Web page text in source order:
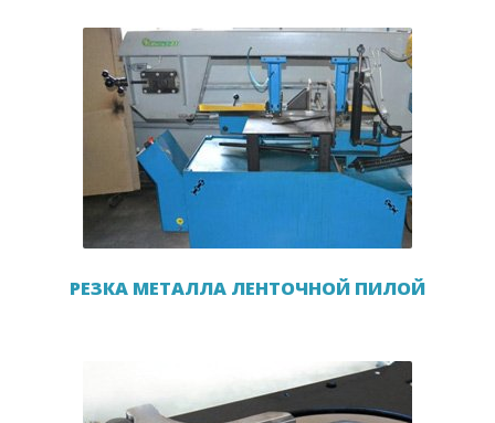
РЕЗКА МЕТАЛЛА ЛЕНТОЧНОЙ ПИЛОЙ